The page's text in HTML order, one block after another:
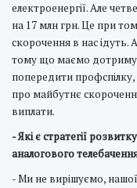
електроенергії. Але
на 17 млн грн. Це при
скорочення в нас
тому що маємо
попередити профспілку,
про майбутнє
виплати.
- Які є стратегії
аналогового
- Ми не вирішуємо,